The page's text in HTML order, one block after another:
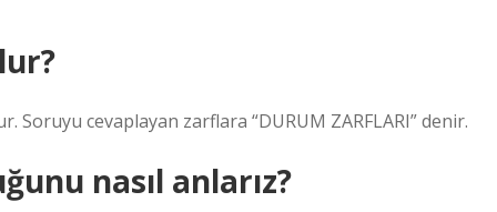
Soruyu cevaplayan zarflara “DURUM ZARFLARI” denir.
nasıl anlarız?